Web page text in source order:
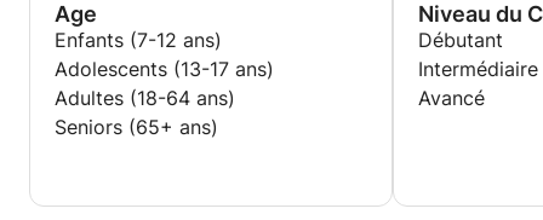
Age
Enfants (7-12 ans)
Adolescents (13-17 ans)
Adultes (18-64 ans)
Seniors (65+ ans)
Niveau du
Débutant
Intermédiaire
Avancé